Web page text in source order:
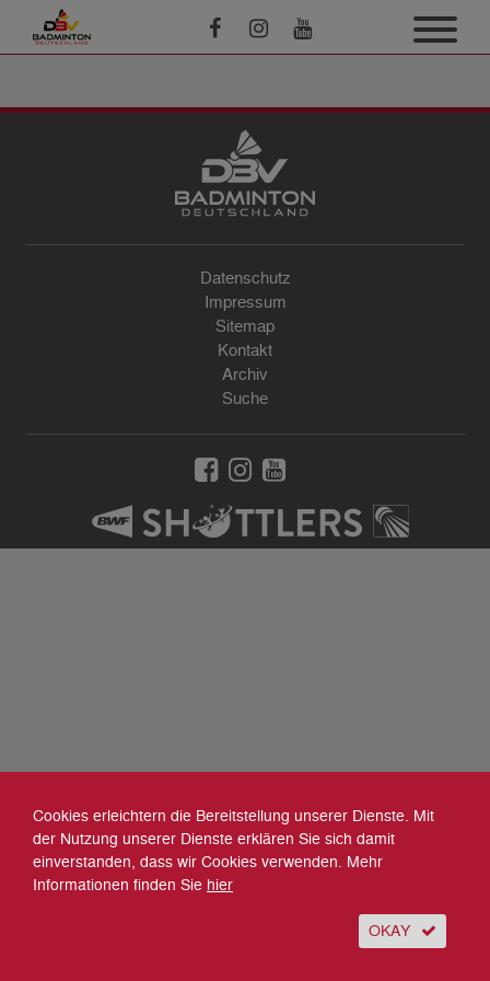
Datenschutz
Impressum
Sitemap
Kontakt
Archiv
Suche
Cookies erleichtern die Bereitstellung unserer Dienste. Mit
der Nutzung unserer Dienste erklären Sie sich damit
einverstanden, dass wir Cookies verwenden. Mehr
Informationen finden Sie hier
OKAY